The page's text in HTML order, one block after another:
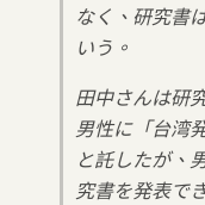
なく、研究書
いう。
田中さんは研
男性に「台湾
と託したが、
究書を発表で